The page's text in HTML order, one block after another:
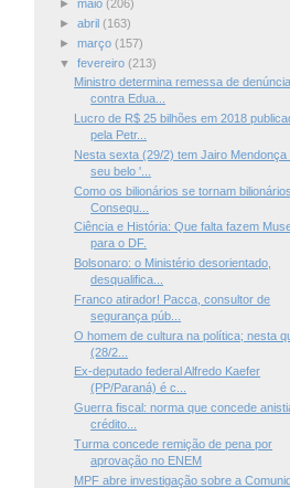
► maio (206)
► abril (163)
► março (157)
▼ fevereiro (213)
Ministro determina remessa de denúncia
contra Edua...
Lucro de R$ 25 bilhões em 2018
pela Petr...
Nesta sexta (29/2) tem Jairo Mendonça
seu belo '...
Como os bilionários se tornam bilionários.
Consequ...
Ciência e História: Que falta fazem
para o DF.
Bolsonaro: o Ministério desorientado,
desqualifica...
Franco atirador! Pacca, consultor de
segurança púb...
O homem de cultura na política; nesta
(28/2...
Ex-deputado federal Alfredo Kaefer
(PP/Paraná) é c...
Guerra fiscal: norma que concede
crédito...
Turma concede remição de pena por
aprovação no ENEM
MPF abre investigação sobre a